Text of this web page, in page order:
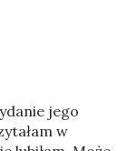
jego
w